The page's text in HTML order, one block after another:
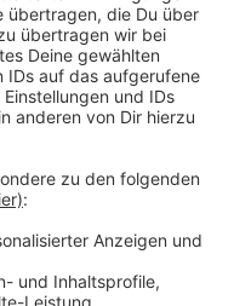
Ihre
YouTube
laden!
eines
kann
Sie die
Sie der